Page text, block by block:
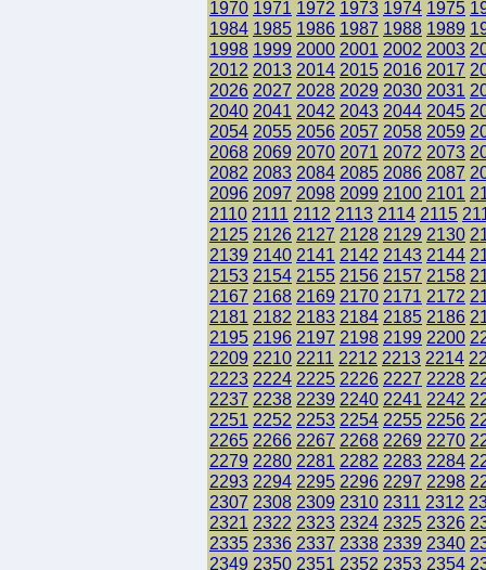
1970 1971 1972 1973 1974 1975
1984 1985 1986 1987 1988 1989
1998 1999 2000 2001 2002 2003
2012 2013 2014 2015 2016 2017
2026 2027 2028 2029 2030 2031
2040 2041 2042 2043 2044 2045
2054 2055 2056 2057 2058 2059
2068 2069 2070 2071 2072 2073
2082 2083 2084 2085 2086 2087
2096 2097 2098 2099 2100 2101
2110 2111 2112 2113 2114 2115
2125 2126 2127 2128 2129 2130
2139 2140 2141 2142 2143 2144
2153 2154 2155 2156 2157 2158
2167 2168 2169 2170 2171 2172
2181 2182 2183 2184 2185 2186
2195 2196 2197 2198 2199 2200
2209 2210 2211 2212 2213 2214
2223 2224 2225 2226 2227 2228
2237 2238 2239 2240 2241 2242
2251 2252 2253 2254 2255 2256
2265 2266 2267 2268 2269 2270
2279 2280 2281 2282 2283 2284
2293 2294 2295 2296 2297 2298
2307 2308 2309 2310 2311 2312
2321 2322 2323 2324 2325 2326
2335 2336 2337 2338 2339 2340
2349 2350 2351 2352 2353 2354